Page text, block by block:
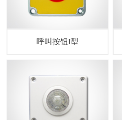
呼叫按钮I型